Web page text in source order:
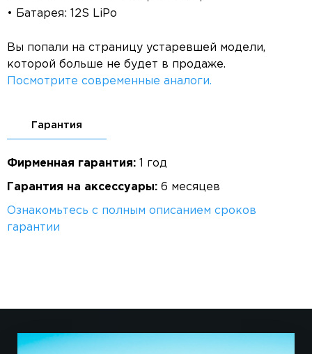
• Батарея: 12S LiPo
Вы попали на страницу устаревшей модели,
которой больше не будет в продаже.
Посмотрите современные аналоги.
Гарантия
Фирменная гарантия: 1 год
Гарантия на аксессуары: 6 месяцев
Ознакомьтесь с полным описанием сроков
гарантии